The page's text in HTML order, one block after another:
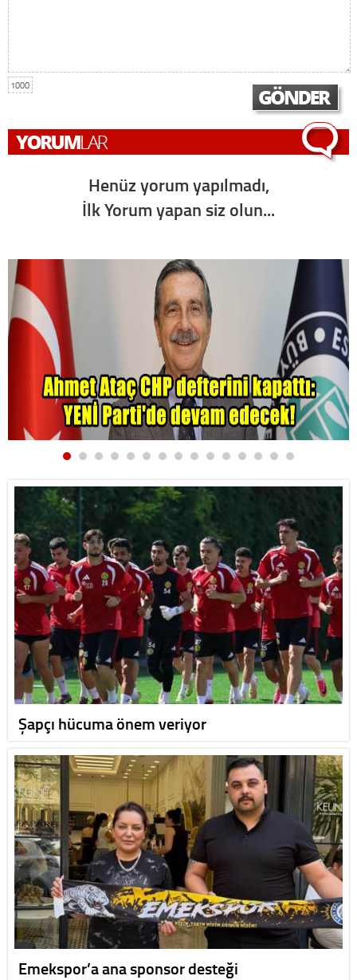
1000
Henüz yorum yapılmadı,
İlk Yorum yapan siz olun...
Şapçı hücuma önem veriyor
Emekspor’a ana sponsor desteği